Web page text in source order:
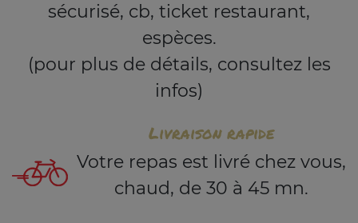
sécurisé, cb, ticket restaurant,
espèces.
(pour plus de détails, consultez les
infos)
Livraison rapide
Votre repas est livré chez vous,
chaud, de 30 à 45 mn.